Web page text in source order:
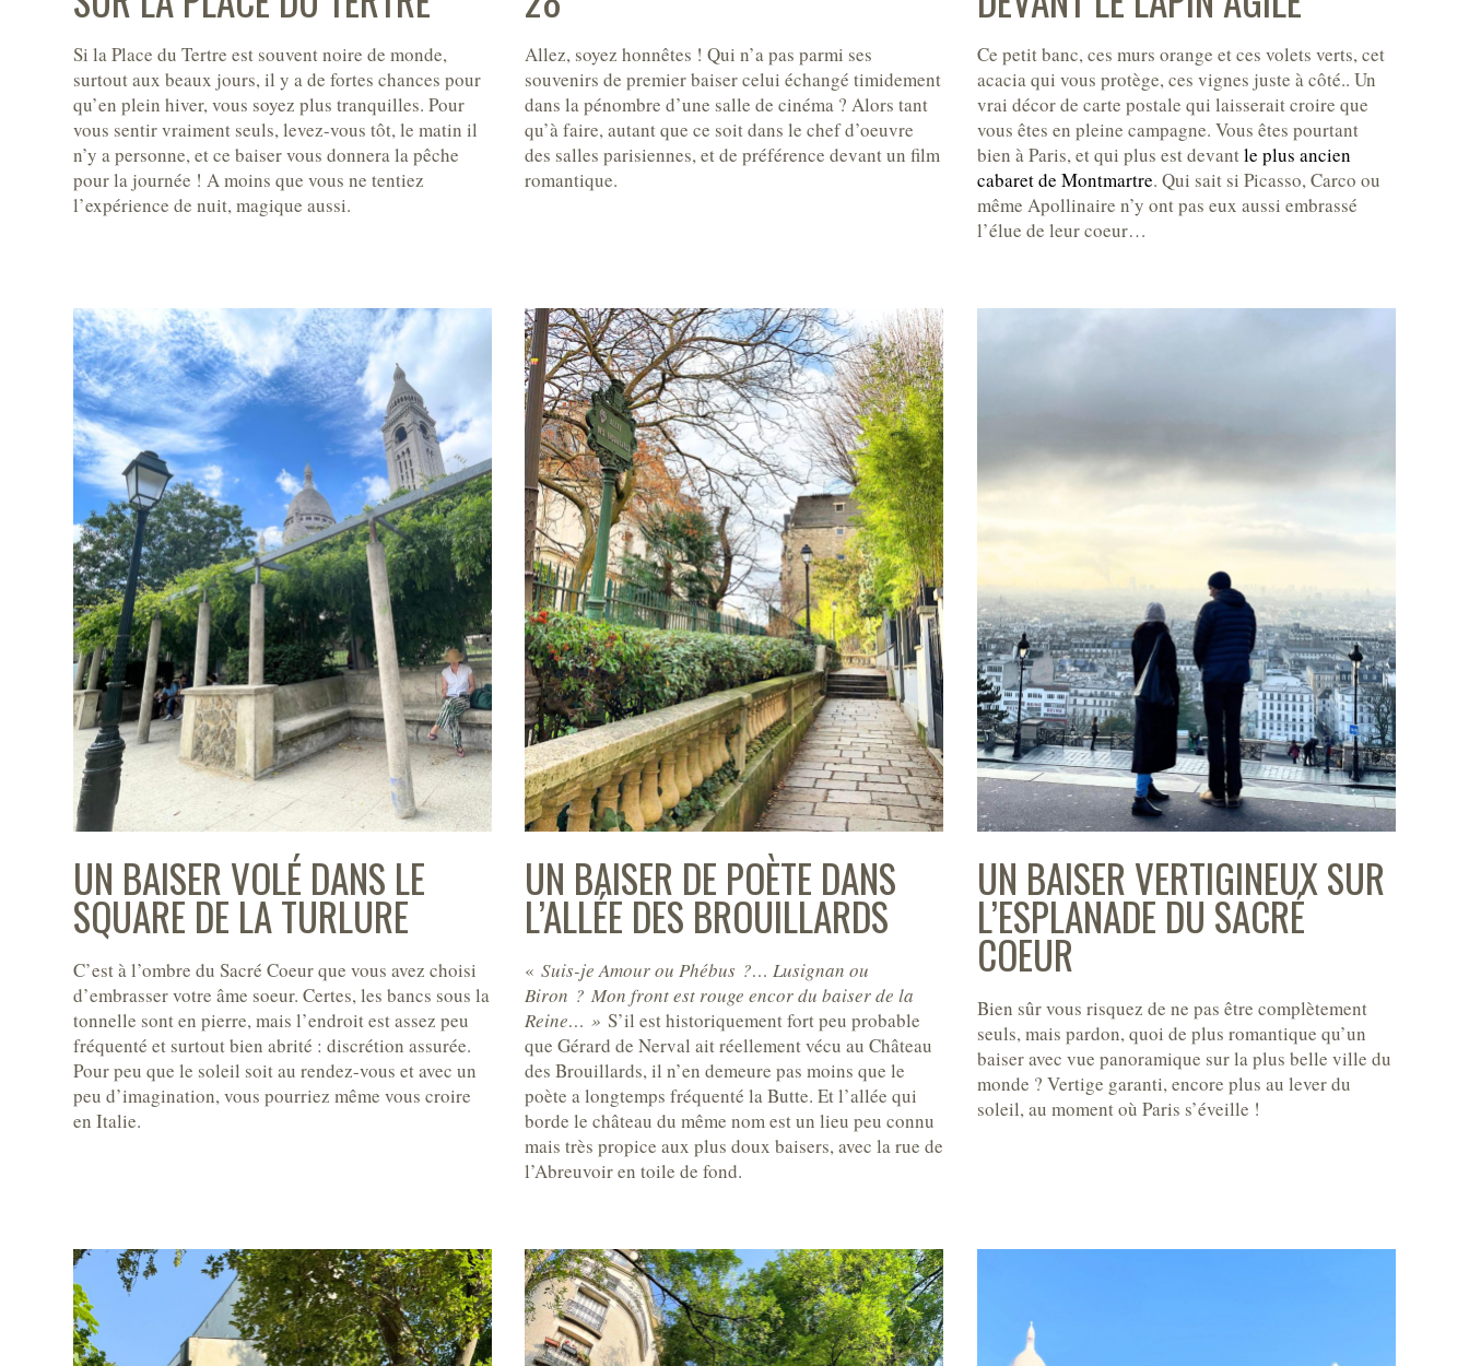
Si la Place du Tertre est souvent noire de monde,
surtout aux beaux jours, il y a de fortes chances pour
qu’en plein hiver, vous soyez plus tranquilles. Pour
vous sentir vraiment seuls, levez-vous tôt, le matin il
n’y a personne, et ce baiser vous donnera la pêche
pour la journée ! A moins que vous ne tentiez
l’expérience de nuit, magique aussi.
Allez, soyez honnêtes ! Qui n’a pas parmi ses
souvenirs de premier baiser celui échangé timidement
dans la pénombre d’une salle de cinéma ? Alors tant
qu’à faire, autant que ce soit dans le chef d’oeuvre
des salles parisiennes, et de préférence devant un film
romantique.
Ce petit banc, ces murs orange et ces volets verts, cet
acacia qui vous protège, ces vignes juste à côté.. Un
vrai décor de carte postale qui laisserait croire que
vous êtes en pleine campagne. Vous êtes pourtant
bien à Paris, et qui plus est devantle plus ancien
cabaret de Montmartre. Qui sait si Picasso, Carco ou
même Apollinaire n’y ont pas eux aussi embrassé
l’élue de leur coeur…
UN BAISER VOLÉ DANS LE
SQUARE DE LA TURLURE
C’est à l’ombre du Sacré Coeur que vous avez choisi
d’embrasser votre âme soeur. Certes, les bancs sous la
tonnelle sont en pierre, mais l’endroit est assez peu
fréquenté et surtout bien abrité : discrétion assurée.
Pour peu que le soleil soit au rendez-vous et avec un
peu d’imagination, vous pourriez même vous croire
en Italie.
UN BAISER DE POÈTE DANS
L’ALLÉE DES BROUILLARDS
«Suis-je Amour ou Phébus ?… Lusignan ou
Biron ?Mon front est rouge encor du baiser de la
Reine… »S’il est historiquement fort peu probable
que Gérard de Nerval ait réellement vécu au Château
des Brouillards, il n’en demeure pas moins que le
poète a longtemps fréquenté la Butte. Et l’allée qui
borde le château du même nom est un lieu peu connu
mais très propice aux plus doux baisers, avec la rue de
l’Abreuvoir en toile de fond.
UN BAISER VERTIGINEUX SUR
L’ESPLANADE DU SACRÉ
COEUR
Bien sûr vous risquez de ne pas être complètement
seuls, mais pardon, quoi de plus romantique qu’un
baiser avec vue panoramique sur la plus belle ville du
monde ? Vertige garanti, encore plus au lever du
soleil, au moment où Paris s’éveille !